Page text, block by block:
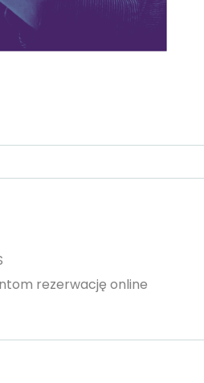
rezerwację online